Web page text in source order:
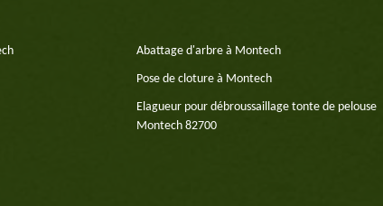
Abattage d'arbre à Montech
Pose de cloture à Montech
Elagueur pour débroussaillage tonte de pelouse
Montech 82700